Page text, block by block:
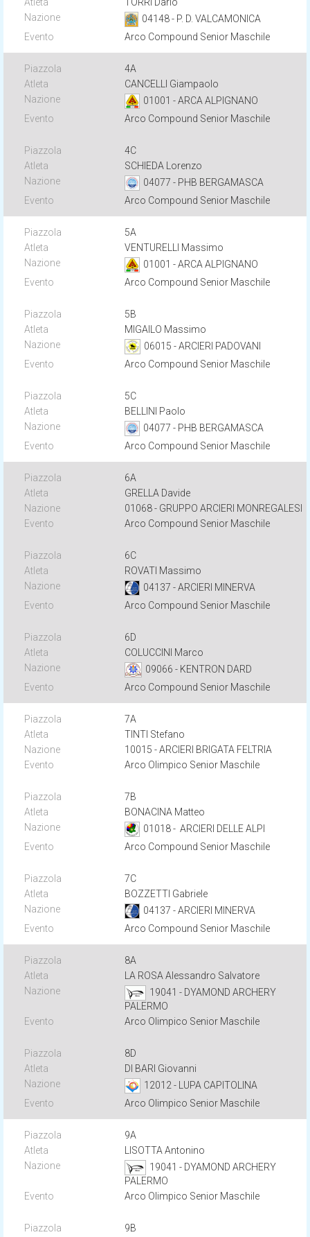
04148 - P. D. VALCAMONICA
Arco Compound Senior Maschile
4A
CANCELLI Giampaolo
01001 - ARCA ALPIGNANO
Arco Compound Senior Maschile
4C
SCHIEDA Lorenzo
04077 - PHB BERGAMASCA
Arco Compound Senior Maschile
5A
VENTURELLI Massimo
01001 - ARCA ALPIGNANO
Arco Compound Senior Maschile
5B
MIGAILO Massimo
06015 - ARCIERI PADOVANI
Arco Compound Senior Maschile
5C
BELLINI Paolo
04077 - PHB BERGAMASCA
Arco Compound Senior Maschile
6A
GRELLA Davide
01068 - GRUPPO ARCIERI MONREGALESI
Arco Compound Senior Maschile
6C
ROVATI Massimo
04137 - ARCIERI MINERVA
Arco Compound Senior Maschile
6D
COLUCCINI Marco
09066 - KENTRON DARD
Arco Compound Senior Maschile
7A
TINTI Stefano
10015 - ARCIERI BRIGATA FELTRIA
Arco Olimpico Senior Maschile
7B
BONACINA Matteo
01018 - ARCIERI DELLE ALPI
Arco Compound Senior Maschile
7C
BOZZETTI Gabriele
04137 - ARCIERI MINERVA
Arco Compound Senior Maschile
8A
LA ROSA Alessandro Salvatore
19041 - DYAMOND ARCHERY
PALERMO
Arco Olimpico Senior Maschile
8D
DI BARI Giovanni
12012 - LUPA CAPITOLINA
Arco Olimpico Senior Maschile
9A
LISOTTA Antonino
19041 - DYAMOND ARCHERY
PALERMO
Arco Olimpico Senior Maschile
9B